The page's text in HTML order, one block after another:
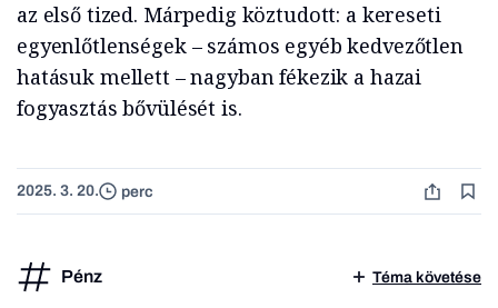
az első tized. Márpedig köztudott: a kereseti
egyenlőtlenségek – számos egyéb kedvezőtlen
hatásuk mellett – nagyban fékezik a hazai
fogyasztás bővülését is.
2025. 3. 20. perc
Pénz Téma követése